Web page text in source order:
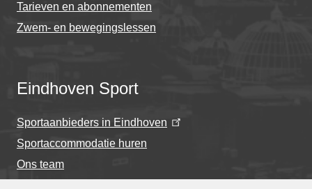
Tarieven en abonnementen
Zwem- en bewegingslessen
Eindhoven Sport
Sportaanbieders in Eindhoven
Sportaccommodatie huren
Ons team